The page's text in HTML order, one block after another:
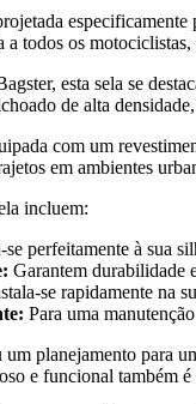
todos os
esta sela se
de alta
com um
em ambientes
incluem:
se perfeitamente à sua
Garantem durabilidade
se rapidamente na
Para uma
planejamento para
e funcional também